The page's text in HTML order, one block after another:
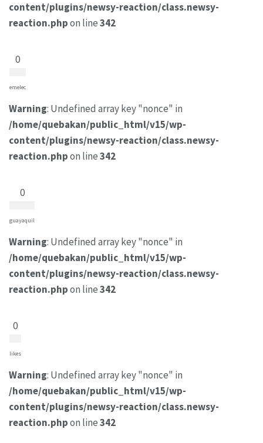
content/plugins/newsy-reaction/class.newsy-
reaction.phpon line342
0
emelec
Warning: Undefined array key "nonce" in
/home/quebakan/public_html/v15/wp-
content/plugins/newsy-reaction/class.newsy-
reaction.phpon line342
0
guayaquil
Warning: Undefined array key "nonce" in
/home/quebakan/public_html/v15/wp-
content/plugins/newsy-reaction/class.newsy-
reaction.phpon line342
0
likes
Warning: Undefined array key "nonce" in
/home/quebakan/public_html/v15/wp-
content/plugins/newsy-reaction/class.newsy-
reaction.phpon line342